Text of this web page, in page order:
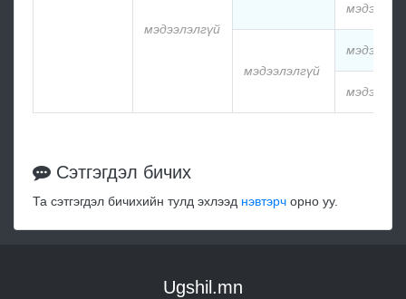
мэдээлэлгүй
мэдээлэлгүй
Сэтгэгдэл бичих
Та сэтгэгдэл бичихийн тулд эхлээд нэвтэрч орно уу.
Ugshil.mn